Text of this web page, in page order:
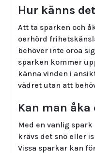
Hur känns
Att ta sparken och
oerhörd
behöver inte oroa
sparken kommer
känna vinden i
vädret utan att
Kan man åka
Med en vanlig
krävs det snö eller
Vissa sparkar kan